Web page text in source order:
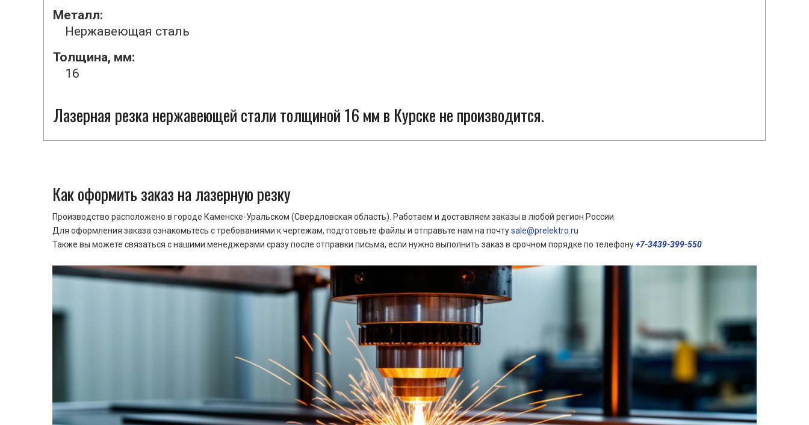
Металл:
Нержавеющая сталь
Толщина, мм:
16
Лазерная резка нержавеющей стали толщиной 16 мм в Курске не производится.
Как оформить заказ на лазерную резку
Производство расположено в городе Каменске-Уральском (Свердловская область). Работаем и доставляем заказы в любой регион России.
Для оформления заказа ознакомьтесь с требованиями к чертежам, подготовьте файлы и отправьте нам на почтуsale@prelektro.ru
Также вы можете связаться с нашими менеджерами сразу после отправки письма, если нужно выполнить заказ в срочном порядке по телефону+7-3439-399-550